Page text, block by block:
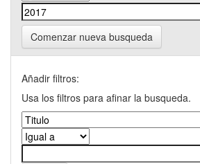
Comenzar nueva busqueda
Añadir filtros:
Usa los filtros para afinar la busqueda.